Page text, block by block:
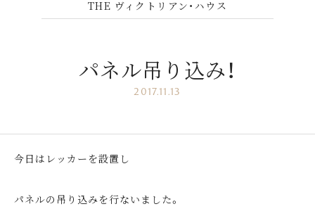
THE ヴィクトリアン・ハウス
パネル吊り込み！
2017.11.13
今日はレッカーを設置し
パネルの吊り込みを行ないました。